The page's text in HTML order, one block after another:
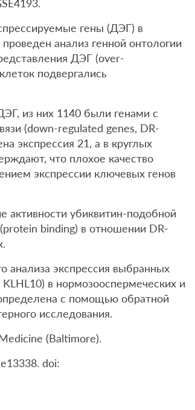
гены (ДЭГ) в
анализ генной онтологии
ДЭГ (over-
подвергались
из них 1140 были генами с
(down-regulated genes, DR-
экспрессия 21, а в круглых
что плохое качество
экспрессии ключевых генов
активности убиквитин-подобной
binding) в отношении DR-
анализа экспрессия выбранных
KLHL10) в нормозооспермеческих и
с помощью обратной
исследования.
(Baltimore).
doi: